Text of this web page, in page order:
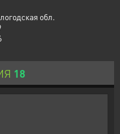
обл.
18